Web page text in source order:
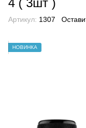
4 ( 3шт )
Артикул: 1307
НОВИНКА